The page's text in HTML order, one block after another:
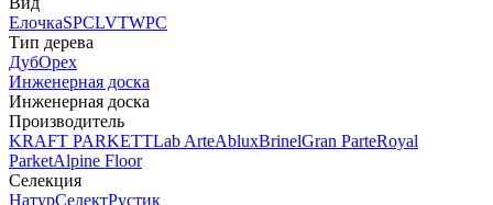
ЕлочкаSPCLVTWPC
Тип дерева
ДубОрех
Инженерная доска
Инженерная доска
Производитель
KRAFT PARKETTLab ArteAbluxBrinelGran ParteRoyal
ParketAlpine Floor
Селекция
НатурСелектРустик